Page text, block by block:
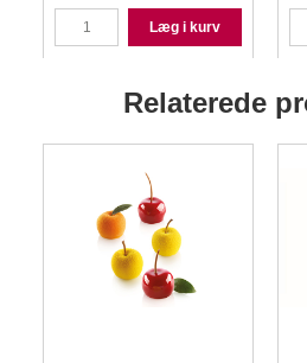
Læg i kurv
Relaterede